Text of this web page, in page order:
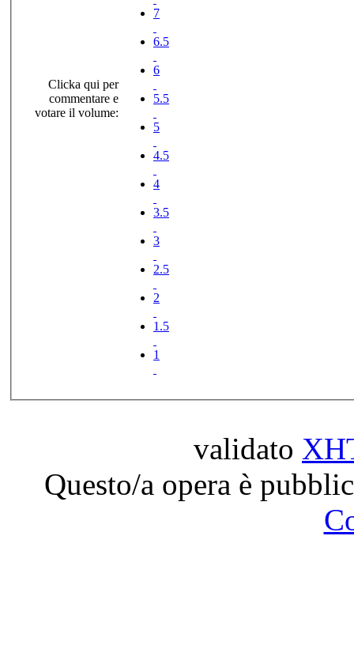
Clicka qui per
commentare e
votare il volume:
7
6.5
6
5.5
5
4.5
4
3.5
3
2.5
2
1.5
1
validato
Questo/a opera è